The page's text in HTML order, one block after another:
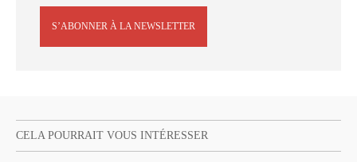
S’ABONNER À LA NEWSLETTER
CELA POURRAIT VOUS INTÉRESSER